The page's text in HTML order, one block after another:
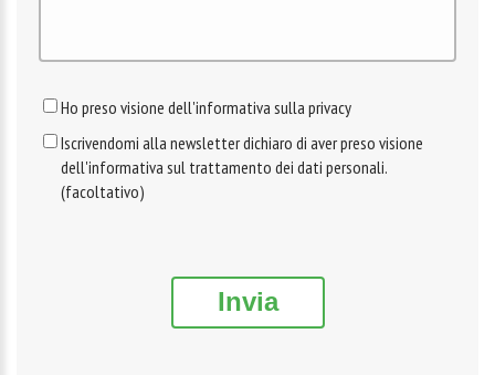
Ho preso visione dell'informativa sulla privacy
Iscrivendomi alla newsletter dichiaro di aver preso visione
dell'informativa sul trattamento dei dati personali.
(facoltativo)
Invia